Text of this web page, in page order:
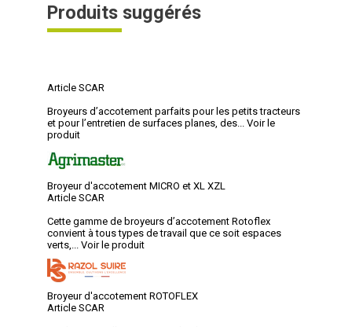
Produits suggérés
Article SCAR
Broyeurs d’accotement parfaits pour les petits tracteurs
et pour l’entretien de surfaces planes, des...
Voir le
produit
Broyeur d'accotement MICRO et XL XZL
Article SCAR
Cette gamme de broyeurs d’accotement Rotoflex
convient à tous types de travail que ce soit espaces
verts,...
Voir le produit
Broyeur d'accotement ROTOFLEX
Article SCAR